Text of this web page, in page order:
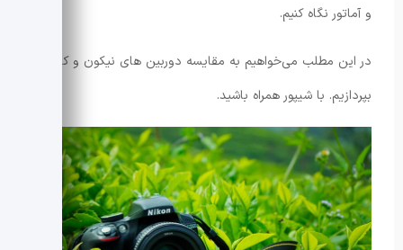
و آماتور نگاه کنیم.
در این مطلب می‌خواهیم به مقایسه دوربین های نیکون و کانن
بپردازیم. با شیپور همراه باشید.